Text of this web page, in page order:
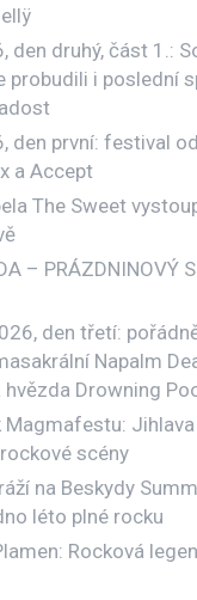
den druhý, část 1.:
probudili i poslední
den první: festival
a Accept
The Sweet
– PRÁZDNINOVÝ
den třetí:
Napalm
Drowning
Magmafestu:
scény
na Beskydy
léto plné rocku
Rocková